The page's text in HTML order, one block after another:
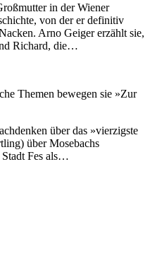
in der Wiener
von der er definitiv
Arno Geiger erzählt sie,
Richard, die…
Themen bewegen sie »Zur
über das »vierzigste
über Mosebachs
Stadt Fes als…